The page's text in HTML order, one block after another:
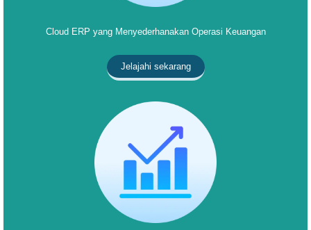
Cloud ERP yang Menyederhanakan Operasi Keuangan
Jelajahi sekarang